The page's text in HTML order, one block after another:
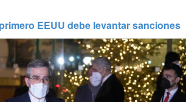
EEUU debe levantar sanciones